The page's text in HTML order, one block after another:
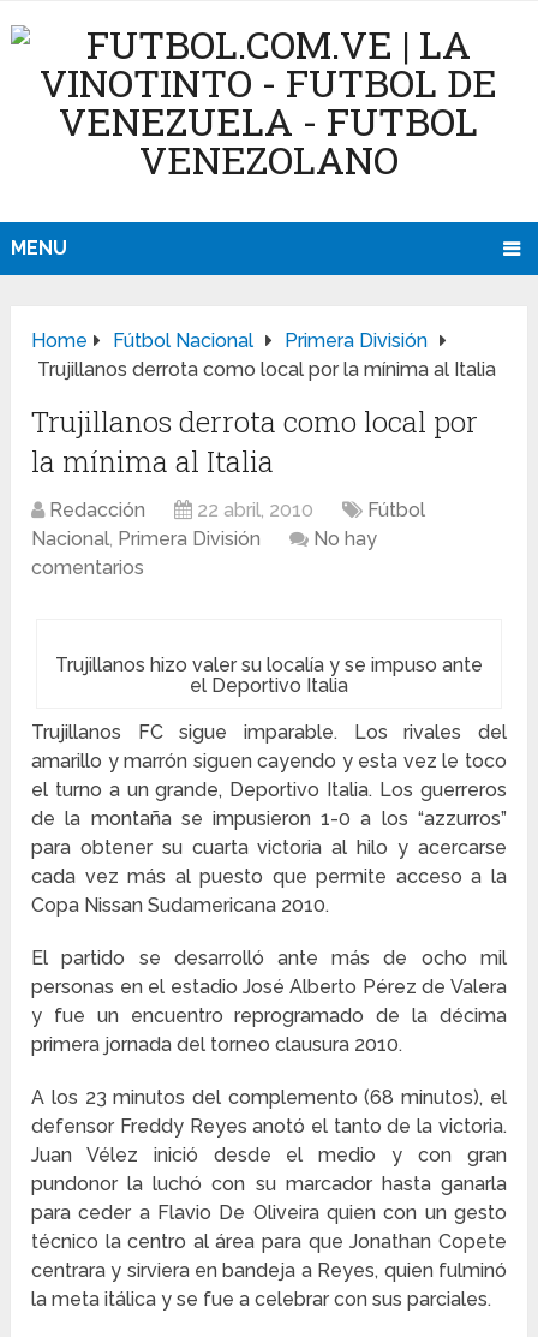
MENU
Home Fútbol Nacional
Primera División
Trujillanos derrota como local por la mínima al Italia
Trujillanos derrota como local por
la mínima al Italia
Redacción 22 abril, 2010
Fútbol
Nacional, Primera División
No hay
comentarios
Trujillanos hizo valer su localía y se impuso ante
el Deportivo Italia
Trujillanos FC sigue imparable. Los rivales del
amarillo y marrón siguen cayendo y esta vez le toco
el turno a un grande, Deportivo Italia. Los guerreros
de la montaña se impusieron 1-0 a los “azzurros”
para obtener su cuarta victoria al hilo y acercarse
cada vez más al puesto que permite acceso a la
Copa Nissan Sudamericana 2010.
El partido se desarrolló ante más de ocho mil
personas en el estadio José Alberto Pérez de Valera
y fue un encuentro reprogramado de la décima
primera jornada del torneo clausura 2010.
A los 23 minutos del complemento (68 minutos), el
defensor Freddy Reyes anotó el tanto de la victoria.
Juan Vélez inició desde el medio y con gran
pundonor la luchó con su marcador hasta ganarla
para ceder a Flavio De Oliveira quien con un gesto
técnico la centro al área para que Jonathan Copete
centrara y sirviera en bandeja a Reyes, quien fulminó
la meta itálica y se fue a celebrar con sus parciales.